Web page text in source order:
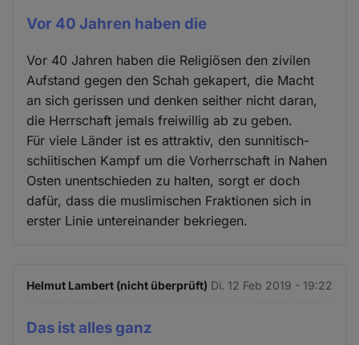
Vor 40 Jahren haben die
Vor 40 Jahren haben die Religiösen den zivilen
Aufstand gegen den Schah gekapert, die Macht
an sich gerissen und denken seither nicht daran,
die Herrschaft jemals freiwillig ab zu geben.
Für viele Länder ist es attraktiv, den sunnitisch-
schiitischen Kampf um die Vorherrschaft in Nahen
Osten unentschieden zu halten, sorgt er doch
dafür, dass die muslimischen Fraktionen sich in
erster Linie untereinander bekriegen.
Helmut Lambert (nicht überprüft) Di. 12 Feb 2019 - 19:22
Das ist alles ganz